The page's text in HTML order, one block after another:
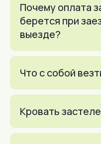
Почему оплата
берется при
выезде?
Что с собой
Кровать
2026 @ INNDAYS — аренда
ОГРН 304402526400031
Разработка сайта от